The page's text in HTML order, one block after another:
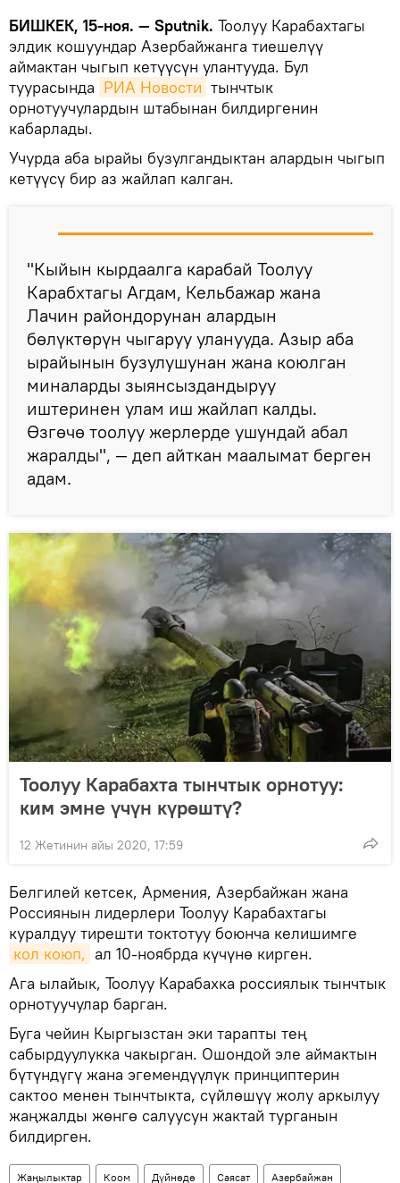
БИШКЕК, 15-ноя. — Sputnik. Тоолуу Карабахтагы
элдик кошуундар Азербайжанга тиешелүү
аймактан чыгып кетүүсүн улантууда. Бул
туурасында РИА Новости тынчтык
орнотуучулардын штабынан билдиргенин
кабарлады.
Учурда аба ырайы бузулгандыктан алардын чыгып
кетүүсү бир аз жайлап калган.
"Кыйын кырдаалга карабай Тоолуу
Карабхтагы Агдам, Кельбажар жана
Лачин райондорунан алардын
бөлүктөрүн чыгаруу уланууда. Азыр аба
ырайынын бузулушунан жана коюлган
миналарды зыянсыздандыруу
иштеринен улам иш жайлап калды.
Өзгөчө тоолуу жерлерде ушундай абал
жаралды", — деп айткан маалымат берген
адам.
Тоолуу Карабахта тынчтык орнотуу:
ким эмне үчүн күрөштү?
12 Жетинин айы 2020, 17:59
Белгилей кетсек, Армения, Азербайжан жана
Россиянын лидерлери Тоолуу Карабахтагы
куралдуу тирешти токтотуу боюнча келишимге
кол коюп, ал 10-ноябрда күчүнө кирген.
Ага ылайык, Тоолуу Карабахка россиялык тынчтык
орнотуучулар барган.
Буга чейин Кыргызстан эки тарапты тең
сабырдуулукка чакырган. Ошондой эле аймактын
бүтүндүгү жана эгемендүүлүк принциптерин
сактоо менен тынчтыкта, сүйлөшүү жолу аркылуу
жаңжалды жөнгө салуусун жактай турганын
билдирген.
Жаңылыктар Коом Дүйнөдө Саясат Азербайжан